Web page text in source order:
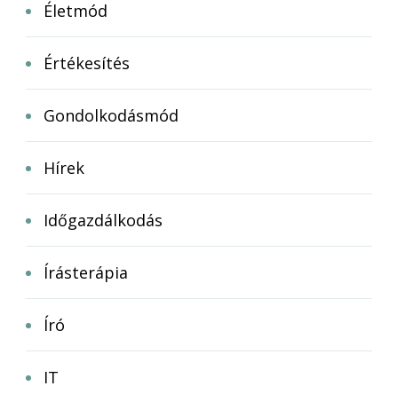
Életmód
Értékesítés
Gondolkodásmód
Hírek
Időgazdálkodás
Írásterápia
Író
IT